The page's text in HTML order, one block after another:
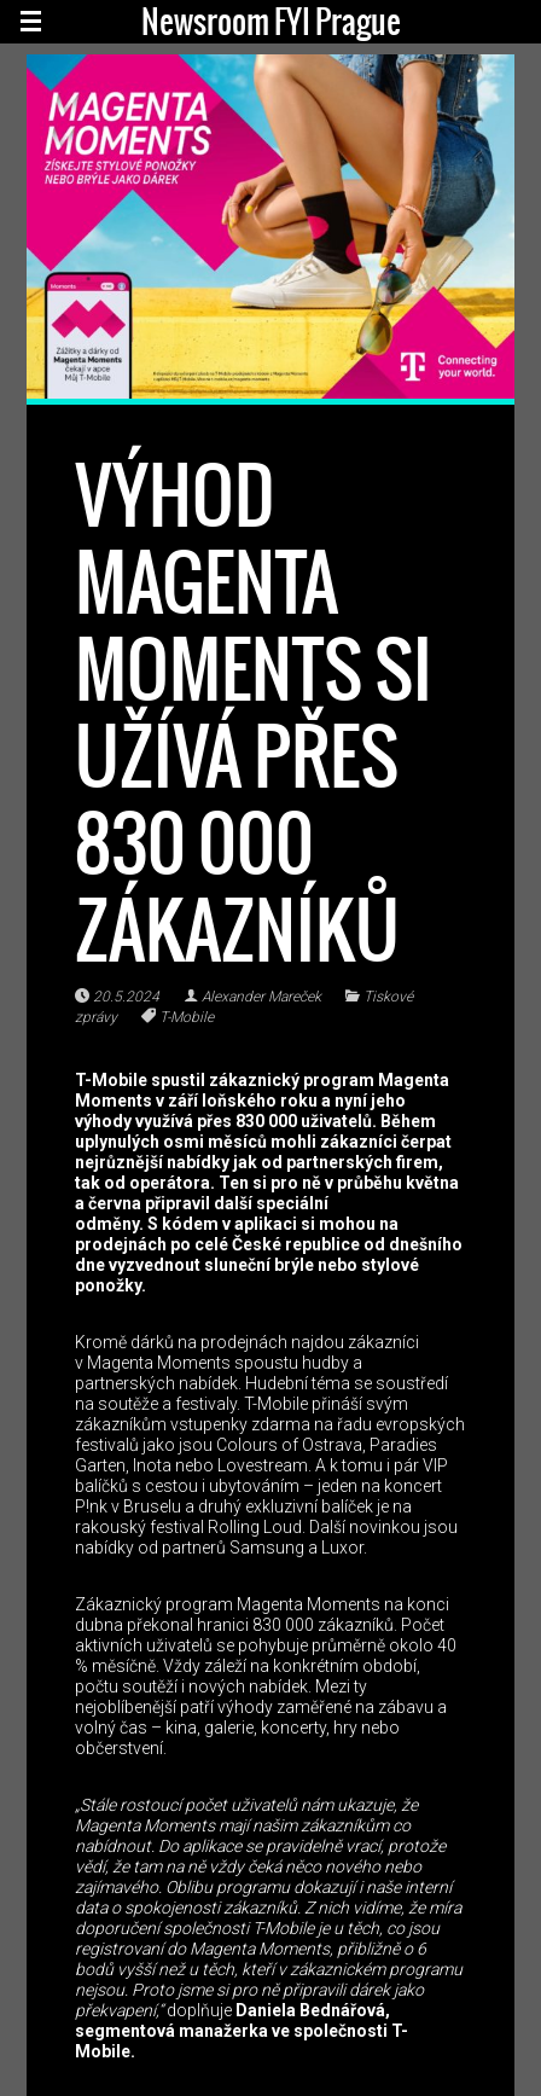
Newsroom FYI Prague
VÝHOD
MAGENTA
MOMENTS SI
UŽÍVÁ PŘES
830 000
ZÁKAZNÍKŮ
20.5.2024 Alexander Mareček
Tiskové
zprávy
T-Mobile
T-Mobile spustil zákaznický program Magenta
Moments v září loňského roku a nyní jeho
výhody využívá přes 830 000 uživatelů. Během
uplynulých osmi měsíců mohli zákazníci čerpat
nejrůznější nabídky jak od partnerských firem,
tak od operátora. Ten si pro ně v průběhu května
a června připravil další speciální
odměny.S kódem v aplikaci si mohou na
prodejnách po celé České republice od dnešního
dne vyzvednout sluneční brýle nebo stylové
ponožky.
Kromě dárků na prodejnách najdou zákazníci
v Magenta Moments spoustu hudby a
partnerských nabídek. Hudební téma se soustředí
na soutěže a festivaly. T-Mobile přináší svým
zákazníkům vstupenky zdarma na řadu evropských
festivalů jako jsou Colours of Ostrava, Paradies
Garten, Inota nebo Lovestream. A k tomu i pár VIP
balíčků s cestou i ubytováním – jeden na koncert
P!nk v Bruselu a druhý exkluzivní balíček je na
rakouský festival Rolling Loud. Další novinkou jsou
nabídky od partnerů Samsung a Luxor.
Zákaznický program Magenta Moments na konci
dubna překonal hranici 830 000 zákazníků. Počet
aktivních uživatelů se pohybuje průměrně okolo 40
% měsíčně. Vždy záleží na konkrétním období,
počtu soutěží i nových nabídek. Mezi ty
nejoblíbenější patří výhody zaměřené na zábavu a
volný čas – kina, galerie, koncerty, hry nebo
občerstvení.
„Stále rostoucí počet uživatelů nám ukazuje, že
Magenta Moments mají našim zákazníkům co
nabídnout. Do aplikace se pravidelně vrací, protože
vědí, že tam na ně vždy čeká něco nového nebo
zajímavého. Oblibu programu dokazují i naše interní
data o spokojenosti zákazníků. Z nich vidíme, že míra
doporučení společnosti T-Mobile je u těch, co jsou
registrovaní do Magenta Moments, přibližně o 6
bodů vyšší než u těch, kteří v zákaznickém programu
nejsou. Proto jsme si pro ně připravili dárek jako
překvapení,“doplňuje Daniela Bednářová,
segmentová manažerka ve společnosti T-
Mobile.